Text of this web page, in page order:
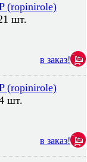
(ropinirole)
шт.
в заказ!
(ropinirole)
шт.
в заказ!